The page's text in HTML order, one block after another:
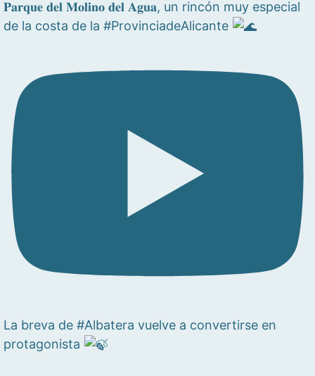
𝐏𝐚𝐫𝐪𝐮𝐞 𝐝𝐞𝐥 𝐌𝐨𝐥𝐢𝐧𝐨 𝐝𝐞𝐥 𝐀𝐠𝐮𝐚, un rincón muy especial
de la costa de la #ProvinciadeAlicante
La breva de #Albatera vuelve a convertirse en
protagonista